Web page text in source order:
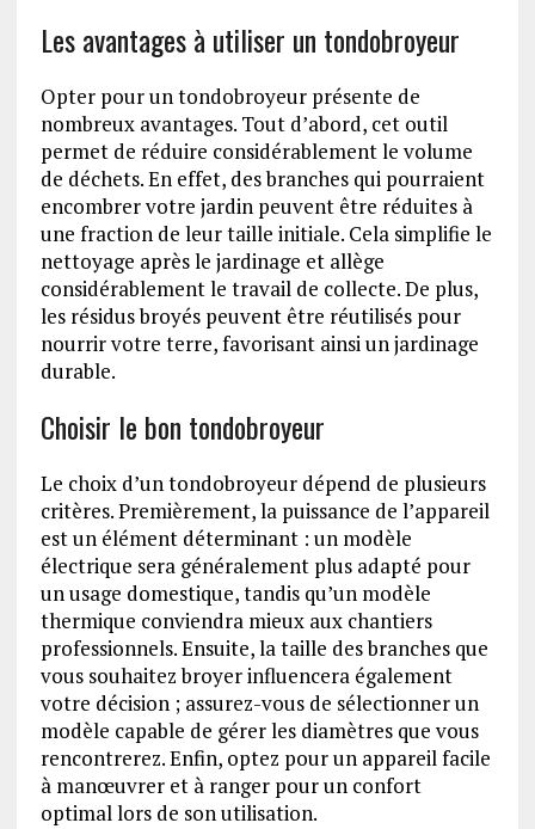
Les avantages à utiliser un tondobroyeur
Opter pour un tondobroyeur présente de
nombreux avantages. Tout d’abord, cet outil
permet de réduire considérablement le volume
de déchets. En effet, des branches qui pourraient
encombrer votre jardin peuvent être réduites à
une fraction de leur taille initiale. Cela simplifie le
nettoyage après le jardinage et allège
considérablement le travail de collecte. De plus,
les résidus broyés peuvent être réutilisés pour
nourrir votre terre, favorisant ainsi un jardinage
durable.
Choisir le bon tondobroyeur
Le choix d’un tondobroyeur dépend de plusieurs
critères. Premièrement, la puissance de l’appareil
est un élément déterminant : un modèle
électrique sera généralement plus adapté pour
un usage domestique, tandis qu’un modèle
thermique conviendra mieux aux chantiers
professionnels. Ensuite, la taille des branches que
vous souhaitez broyer influencera également
votre décision ; assurez-vous de sélectionner un
modèle capable de gérer les diamètres que vous
rencontrerez. Enfin, optez pour un appareil facile
à manœuvrer et à ranger pour un confort
optimal lors de son utilisation.